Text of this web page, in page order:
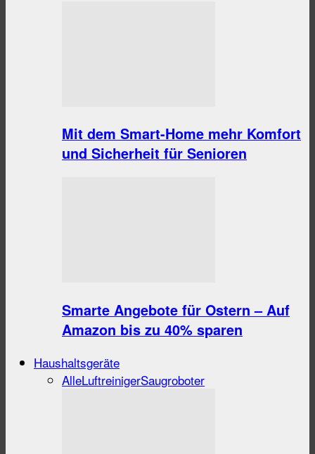
Mit dem Smart-Home mehr Komfort
und Sicherheit für Senioren
Smarte Angebote für Ostern – Auf
Amazon bis zu 40% sparen
Haushaltsgeräte
AlleLuftreinigerSaugroboter